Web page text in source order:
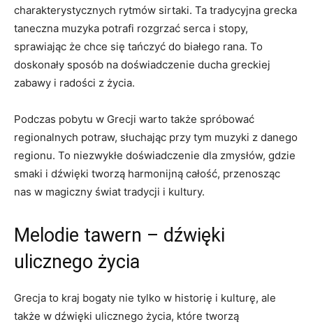
charakterystycznych rytmów sirtaki. Ta tradycyjna grecka
taneczna muzyka‍ potrafi rozgrzać serca i stopy,
sprawiając że chce ‌się tańczyć do białego rana. To
doskonały sposób na doświadczenie ducha⁤ greckiej
zabawy i radości z życia.
Podczas pobytu w Grecji warto także spróbować
regionalnych potraw, słuchając przy tym muzyki z danego
regionu. To ⁢niezwykłe doświadczenie dla zmysłów, gdzie
smaki i dźwięki tworzą⁤ harmonijną całość, przenosząc
nas w magiczny ⁤świat tradycji⁢ i kultury.
Melodie tawern ⁣– dźwięki
ulicznego życia
Grecja to kraj ⁣bogaty nie tylko w ‌historię i kulturę, ale
także w dźwięki ulicznego życia, które tworzą